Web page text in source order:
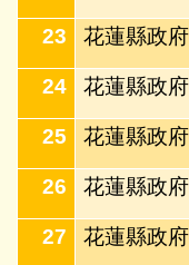
23 花蓮縣政
24 花蓮縣政
25 花蓮縣政
26 花蓮縣政
27 花蓮縣政